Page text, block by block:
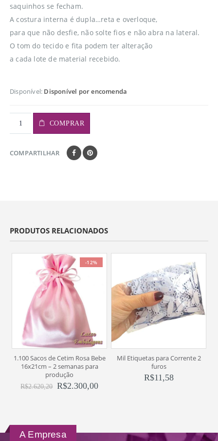
saquinhos se fecham.
A costura interna é dupla…reta e overloque,
para que não desfie, não solte fios e não abra na lateral.
O tom do tecido e fita podem ter alteração
a cada lote de material recebido.
Disponível: Disponível por encomenda
COMPRAR
COMPARTILHAR
PRODUTOS RELACIONADOS
-12%
1.100 Sacos de Cetim Rosa Bebe
16x21cm – 2 semanas para
produção
R$2.620,20 R$2.300,00
Mil Etiquetas para Corrente 2
furos
R$11,58
A Empresa